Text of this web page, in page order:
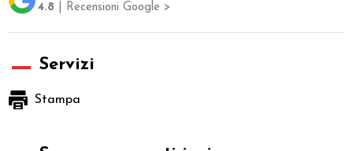
4.8 | Recensioni Google >
Servizi
Stampa